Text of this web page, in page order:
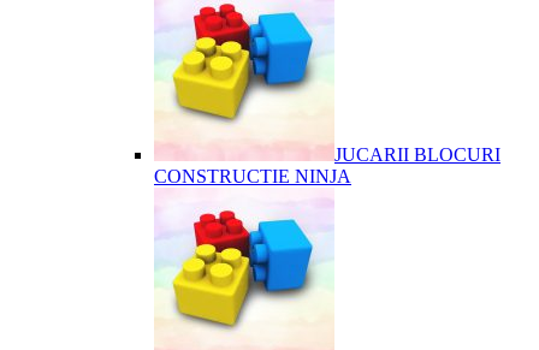
JUCARII BLOCURI
CONSTRUCTIE NINJA